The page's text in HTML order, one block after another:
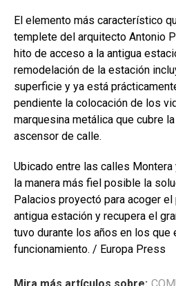
El elemento más característico
templete del arquitecto Antonio
hito de acceso a la antigua
remodelación de la estación
superficie y ya está
pendiente la colocación de los
marquesina metálica que cubre
ascensor de calle.
Ubicado entre las calles Montera
la manera más fiel posible la
Palacios proyectó para acoger
antigua estación y recupera el
tuvo durante los años en los que
funcionamiento. / Europa Press